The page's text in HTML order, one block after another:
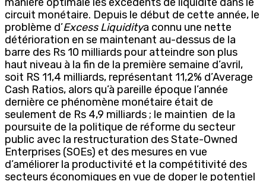
circuit monétaire. Depuis le début de cette année, le
problème d’Excess Liquiditya connu une nette
détérioration en se maintenant au-dessus de la
barre des Rs 10 milliards pour atteindre son plus
haut niveau à la fin de la première semaine d’avril,
soit RS 11,4 milliards, représentant 11,2% d’Average
Cash Ratios, alors qu’à pareille époque l’année
dernière ce phénomène monétaire était de
seulement de Rs 4,9 milliards ; le maintien de la
poursuite de la politique de réforme du secteur
public avec la restructuration des State-Owned
Enterprises (SOEs) et des mesures en vue
d’améliorer la productivité et la compétitivité des
secteurs économiques en vue de doper le potentiel